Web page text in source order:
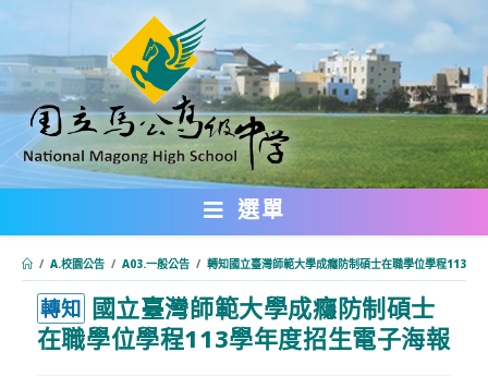
轉
主
要
內
選單
/ A.校園公告 / A03.一般公告 / 轉知國立臺灣師範大學成癮防制碩士在職學位學程113學
轉知 國立臺灣師範大學成癮防制碩士
在職學位學程113學年度招生電子海報